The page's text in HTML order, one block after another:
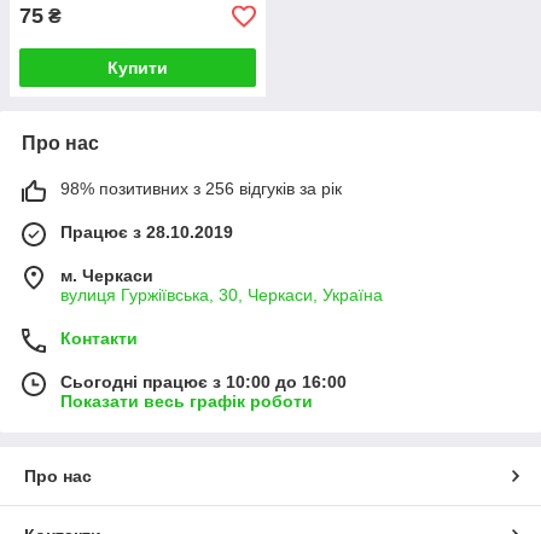
75 ₴
Купити
Про нас
98% позитивних з 256 відгуків за рік
Працює з 28.10.2019
м. Черкаси
вулиця Гуржіївська, 30, Черкаси, Україна
Контакти
Сьогодні працює з 10:00 до 16:00
Показати весь графік роботи
Про нас